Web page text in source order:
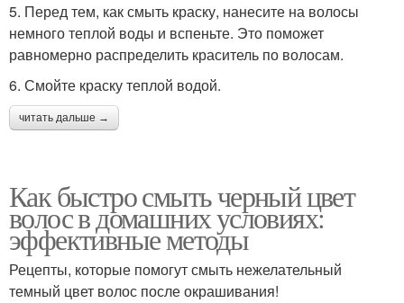
5. Перед тем, как смыть краску, нанесите на волосы
немного теплой воды и вспеньте. Это поможет
равномерно распределить краситель по волосам.
6. Смойте краску теплой водой.
читать дальше →
Как быстро смыть черный цвет
волос в домашних условиях:
эффективные методы
Рецепты, которые помогут смыть нежелательный
темный цвет волос после окрашивания!